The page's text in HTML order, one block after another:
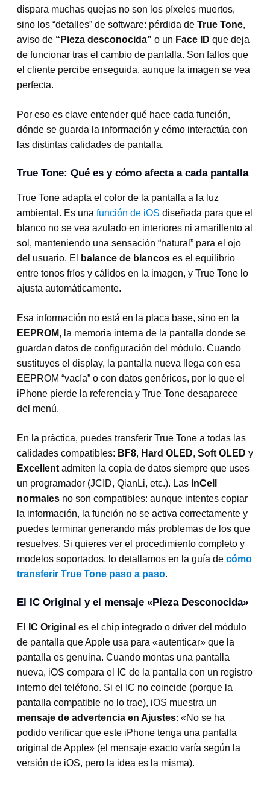
dispara muchas quejas no son los píxeles muertos,
sino los “detalles” de software: pérdida de True Tone,
aviso de “Pieza desconocida” o un Face ID que deja
de funcionar tras el cambio de pantalla. Son fallos que
el cliente percibe enseguida, aunque la imagen se vea
perfecta.
Por eso es clave entender qué hace cada función,
dónde se guarda la información y cómo interactúa con
las distintas calidades de pantalla.
True Tone: Qué es y cómo afecta a cada pantalla
True Tone adapta el color de la pantalla a la luz
ambiental. Es una función de iOS diseñada para que el
blanco no se vea azulado en interiores ni amarillento al
sol, manteniendo una sensación “natural” para el ojo
del usuario. El
balance de blancos es el equilibrio
entre tonos fríos y cálidos en la imagen, y True Tone lo
ajusta automáticamente.
Esa información no está en la placa base, sino en la
EEPROM, la memoria interna de la pantalla donde se
guardan datos de configuración del módulo. Cuando
sustituyes el display, la pantalla nueva llega con esa
EEPROM “vacía” o con datos genéricos, por lo que el
iPhone pierde la referencia y True Tone desaparece
del menú.
En la práctica, puedes transferir True Tone a todas las
calidades compatibles: BF8, Hard OLED, Soft OLED y
Excellent admiten la copia de datos siempre que uses
un programador (JCID, QianLi, etc.). Las InCell
normales no son compatibles: aunque intentes copiar
la información, la función no se activa correctamente y
puedes terminar generando más problemas de los que
resuelves. Si quieres ver el procedimiento completo y
modelos soportados, lo detallamos en la guía de cómo
transferir True Tone paso a paso.
El IC Original y el mensaje «Pieza Desconocida»
El IC Original es el chip integrado o driver del módulo
de pantalla que Apple usa para «autenticar» que la
pantalla es genuina. Cuando montas una pantalla
nueva, iOS compara el IC de la pantalla con un registro
interno del teléfono. Si el IC no coincide (porque la
pantalla compatible no lo trae), iOS muestra un
mensaje de advertencia en Ajustes: «No se ha
podido verificar que este iPhone tenga una pantalla
original de Apple» (el mensaje exacto varía según la
versión de iOS, pero la idea es la misma).